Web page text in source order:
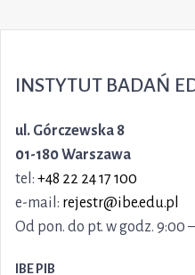
INSTYTUT BADAŃ
ul. Górczewska 8
01-180 Warszawa
tel: +48 22 24 17 100
e-mail: rejestr@ibe.edu.pl
Od pon. do pt. w godz. 9:00
IBE PIB